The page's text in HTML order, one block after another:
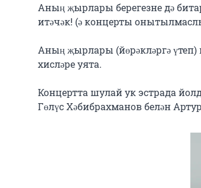
Аның җырлары берегезне дә
итәчәк! (ә концерты
Аның җырлары (йөрәкләргә
хисләре уята.
Концертта шулай ук эстрада
Гөлүс Хәбибрахманов белән